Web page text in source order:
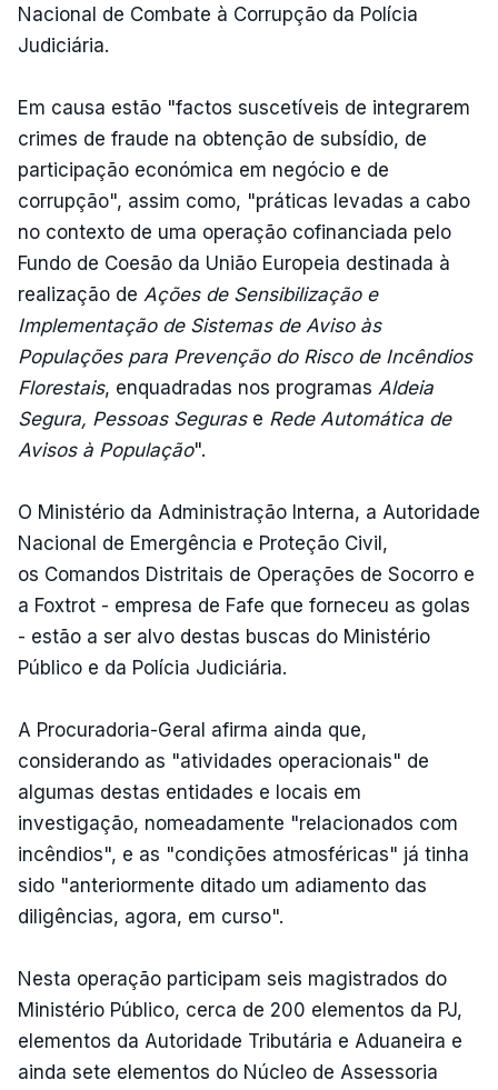
Nacional de Combate à Corrupção da Polícia
Judiciária.
Em causa estão "factos suscetíveis de integrarem
crimes de fraude na obtenção de subsídio, de
participação económica em negócio e de
corrupção", assim como, "práticas levadas a cabo
no contexto de uma operação cofinanciada pelo
Fundo de Coesão da União Europeia destinada à
realização de Ações de Sensibilização e
Implementação de Sistemas de Aviso às
Populações para Prevenção do Risco de Incêndios
Florestais, enquadradas nos programas Aldeia
Segura, Pessoas Seguras e Rede Automática de
Avisos à População".
O Ministério da Administração Interna, a Autoridade
Nacional de Emergência e Proteção Civil,
os Comandos Distritais de Operações de Socorro e
a Foxtrot - empresa de Fafe que forneceu as golas
- estão a ser alvo destas buscas do Ministério
Público e da Polícia Judiciária.
A Procuradoria-Geral afirma ainda que,
considerando as "atividades operacionais" de
algumas destas entidades e locais em
investigação, nomeadamente "relacionados com
incêndios", e as "condições atmosféricas" já tinha
sido "anteriormente ditado um adiamento das
diligências, agora, em curso".
Nesta operação participam seis magistrados do
Ministério Público, cerca de 200 elementos da PJ,
elementos da Autoridade Tributária e Aduaneira e
ainda sete elementos do Núcleo de Assessoria